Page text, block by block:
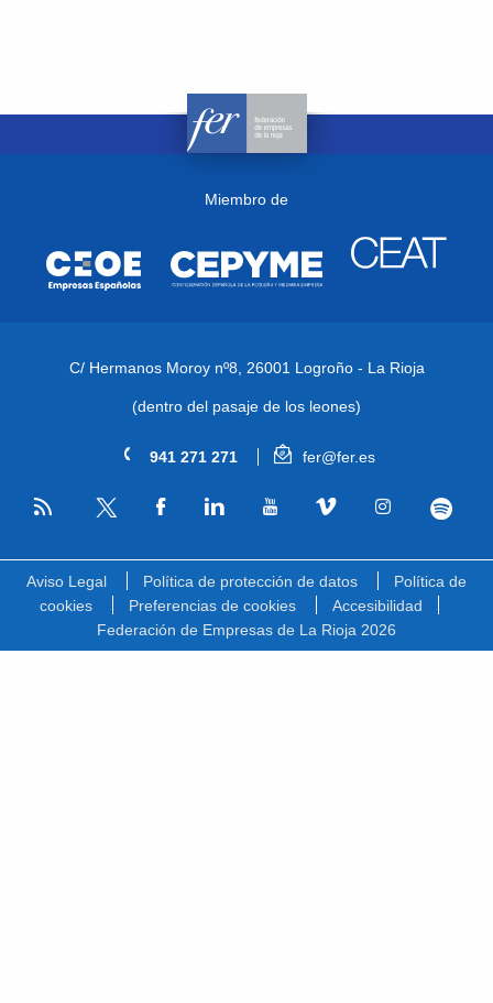
Miembro de
C/ Hermanos Moroy nº8, 26001 Logroño - La Rioja
(dentro del pasaje de los leones)
941 271 271 fer@fer.es
RSS
Aviso Legal Política de protección de datos
Política de
cookies
Preferencias de cookies
Accesibilidad
Federación de Empresas de La Rioja 2026